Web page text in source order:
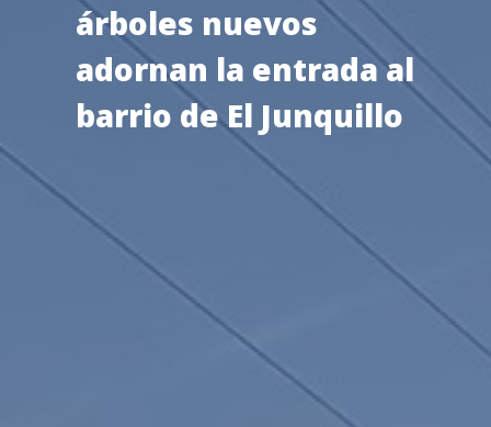
árboles nuevos
adornan la entrada al
barrio de El Junquillo